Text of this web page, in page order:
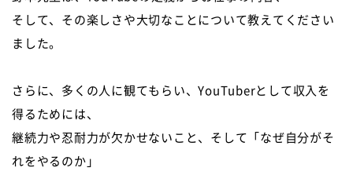
そして、その楽しさや大切なことについて教えてください
ました。
さらに、多くの人に観てもらい、YouTuberとして収入を
得るためには、
継続力や忍耐力が欠かせないこと、そして「なぜ自分がそ
れをやるのか」